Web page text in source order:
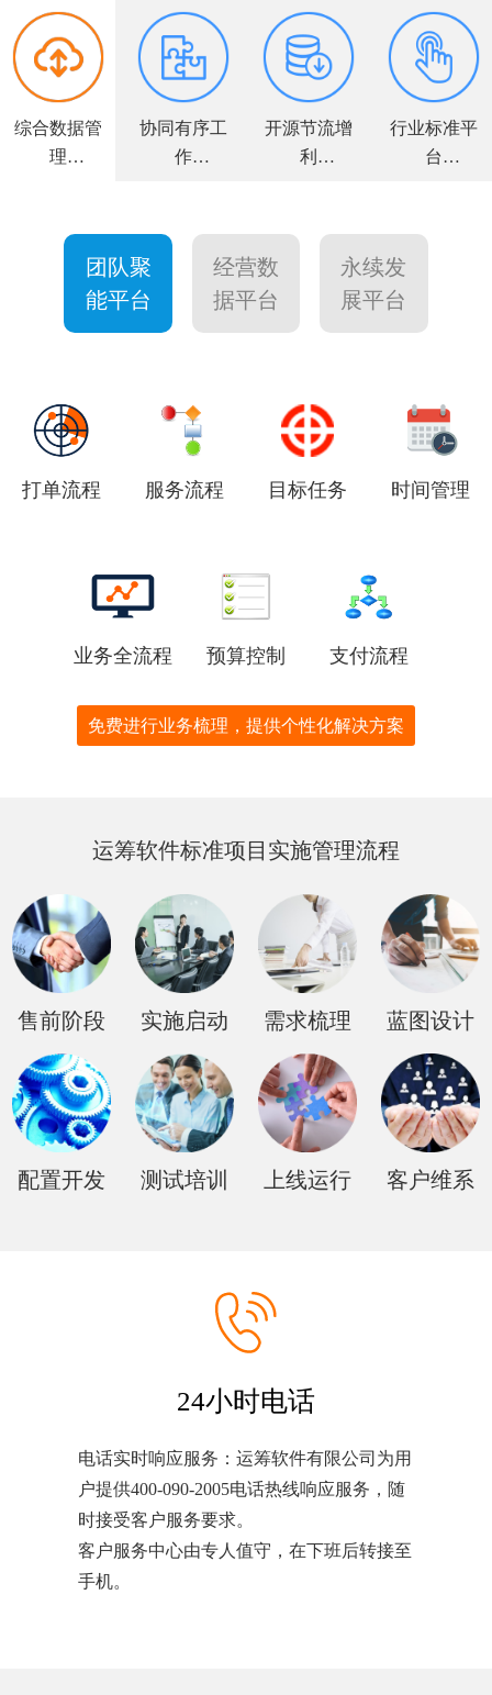
综合数据管
理
协同有序工
作
开源节流增
利
行业标准平
台
团队聚
能平台
经营数
据平台
永续发
展平台
打单流程 服务流程 目标任务 时间管理
业务全流程 预算控制 支付流程
免费进行业务梳理，提供个性化解决方案
运筹软件标准项目实施管理流程
售前阶段 实施启动 需求梳理 蓝图设计
配置开发 测试培训 上线运行 客户维系
24小时电话
电话实时响应服务：运筹软件有限公司为用
户提供400-090-2005电话热线响应服务，随
时接受客户服务要求。
客户服务中心由专人值守，在下班后转接至
手机。